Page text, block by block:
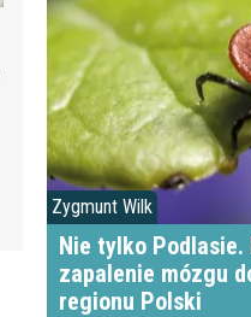
Zygmunt Wilk
Nie tylko Podlasie.
zapalenie mózgu
regionu Polski